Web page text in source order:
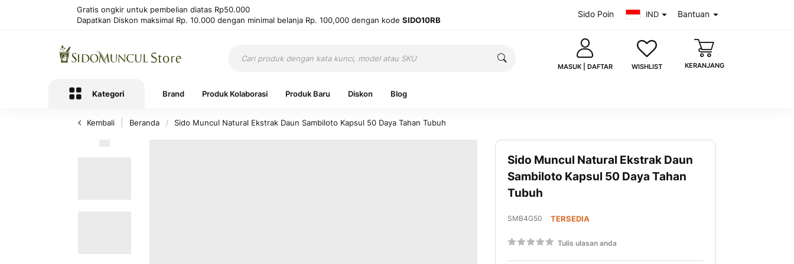
Gratis ongkir untuk pembelian diatas Rp50.000
Dapatkan Diskon maksimal Rp. 10.000 dengan minimal belanja Rp. 100,000 dengan kode SIDO10RB
Sido Poin IND Bantuan
MASUK | DAFTAR
Ingatkan saya Lupa kata sandi?
MASUK
WISHLIST KERANJANG
Kategori Brand Produk Kolaborasi Produk Baru Diskon Blog
Kembali Beranda Sido Muncul Natural Ekstrak Daun Sambiloto Kapsul 50 Daya Tahan Tubuh
Sido Muncul Natural Ekstrak Daun
Sambiloto Kapsul 50 Daya Tahan
Tubuh
SMB4G50 TERSEDIA
Rating:
60
% of 100
Tulis ulasan anda